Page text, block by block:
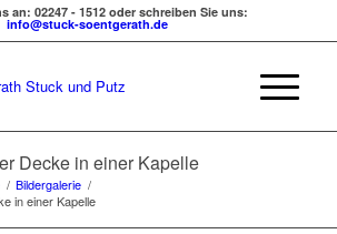
an: 02247 - 1512 oder schreiben Sie uns:
info@stuck-soentgerath.de
Decke in einer Kapelle
/ Bildergalerie /
in einer Kapelle